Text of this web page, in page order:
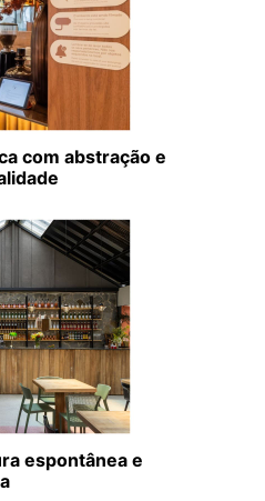
com abstração e
espontânea e